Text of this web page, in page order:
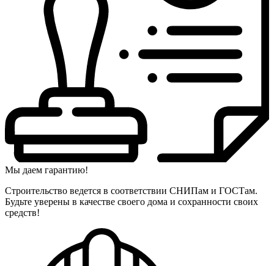
Мы даем гарантию!
Строительство ведется в соответствии СНИПам и ГОСТам.
Будьте уверены в качестве своего дома и сохранности своих
средств!